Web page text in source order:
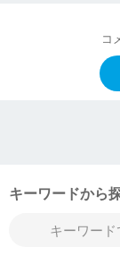
コ
キーワードから